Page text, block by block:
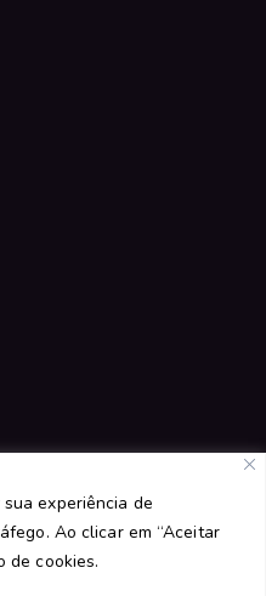
experiência de
Ao clicar em “Aceitar
de cookies.